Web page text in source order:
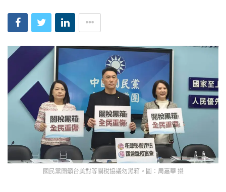
國民黨團籲台美對等關稅協議勿黑箱。圖：周嘉華 攝